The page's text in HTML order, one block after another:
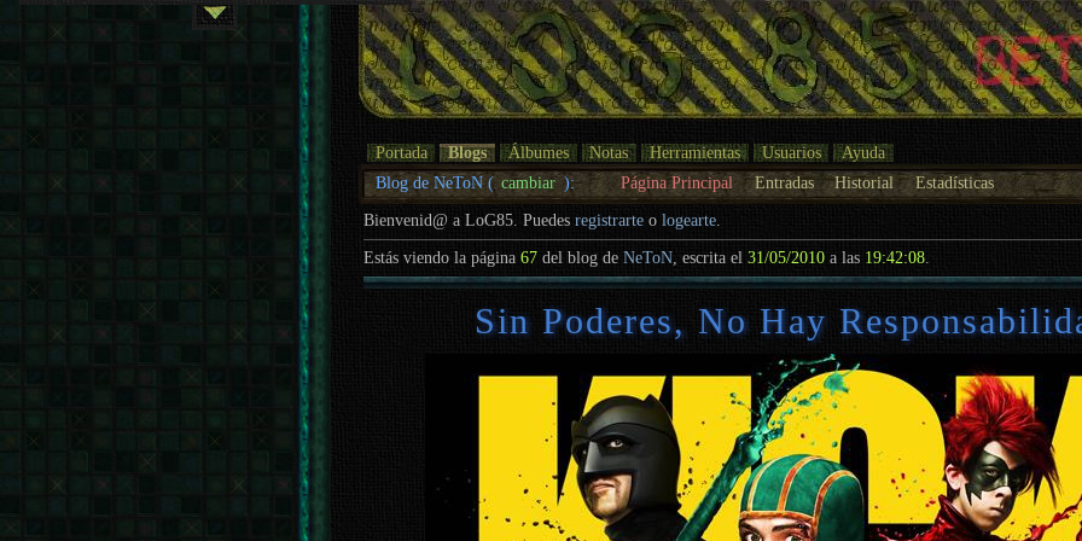
Portada Blogs Álbumes Notas Herramientas Usuarios
Ayuda
Blog de NeToN ( cambiar ): Página Principal Entradas Historial Estadísticas
Bienvenid@ a LoG85. Puedesregistrarte ologearte.
Estás viendo la página67 del blog deNeToN , escrita el31/05/2010 a las 19:42:08
Sin Poderes, No Hay